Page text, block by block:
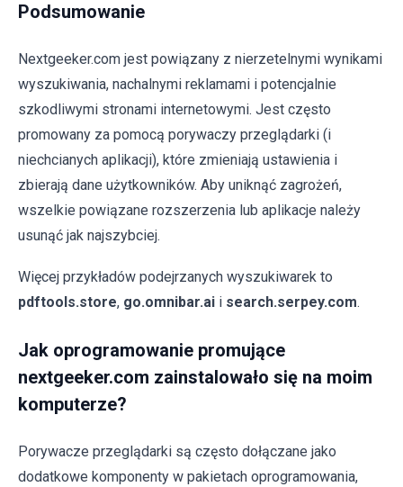
Podsumowanie
Nextgeeker.com jest powiązany z nierzetelnymi wynikami
wyszukiwania, nachalnymi reklamami i potencjalnie
szkodliwymi stronami internetowymi. Jest często
promowany za pomocą porywaczy przeglądarki (i
niechcianych aplikacji), które zmieniają ustawienia i
zbierają dane użytkowników. Aby uniknąć zagrożeń,
wszelkie powiązane rozszerzenia lub aplikacje należy
usunąć jak najszybciej.
Więcej przykładów podejrzanych wyszukiwarek to
pdftools.store, go.omnibar.ai i search.serpey.com.
Jak oprogramowanie promujące
nextgeeker.com zainstalowało się na moim
komputerze?
Porywacze przeglądarki są często dołączane jako
dodatkowe komponenty w pakietach oprogramowania,